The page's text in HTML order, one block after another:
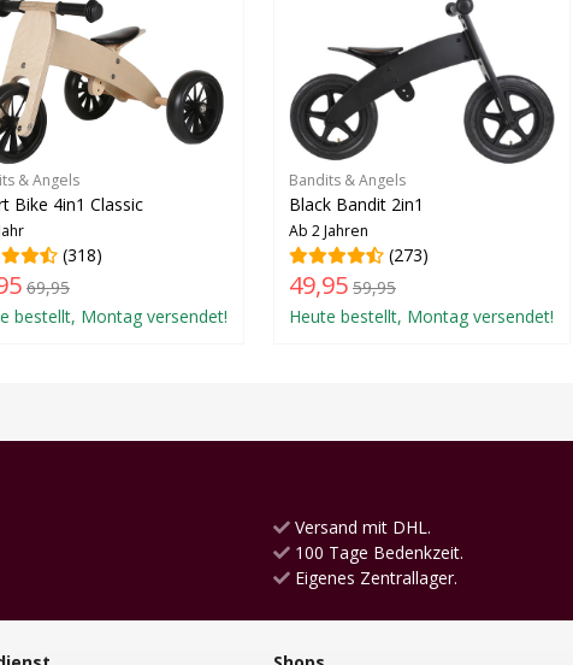
& Angels
Bike 4in1 Classic
(318)
69,95
bestellt, Montag versendet!
Bandits & Angels
Black Bandit 2in1
Ab 2 Jahren
(273)
49,95 59,95
Heute bestellt, Montag versendet!
Versand mit DHL.
100 Tage Bedenkzeit.
Eigenes Zentrallager.